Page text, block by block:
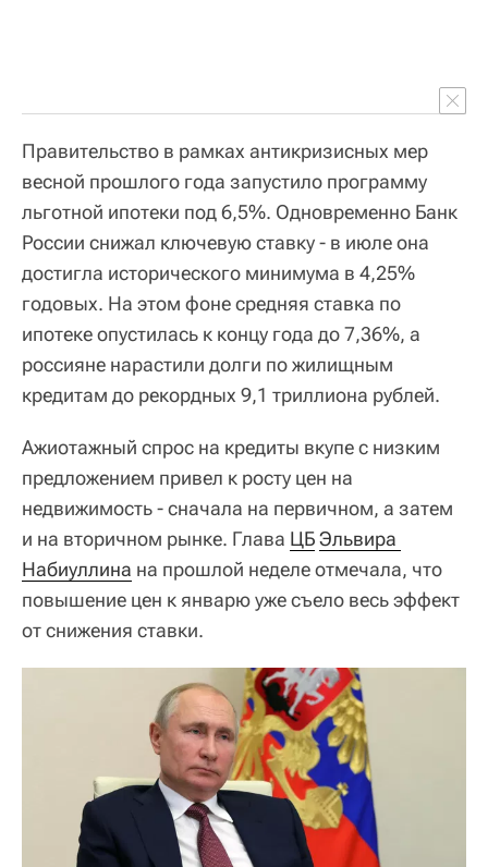
Правительство в рамках антикризисных мер
весной прошлого года запустило программу
льготной ипотеки под 6,5%. Одновременно Банк
России снижал ключевую ставку - в июле она
достигла исторического минимума в 4,25%
годовых. На этом фоне средняя ставка по
ипотеке опустилась к концу года до 7,36%, а
россияне нарастили долги по жилищным
кредитам до рекордных 9,1 триллиона рублей.
Ажиотажный спрос на кредиты вкупе с низким
предложением привел к росту цен на
недвижимость - сначала на первичном, а затем
и на вторичном рынке. Глава ЦБЭльвира
Набиуллина на прошлой неделе отмечала, что
повышение цен к январю уже съело весь эффект
от снижения ставки.